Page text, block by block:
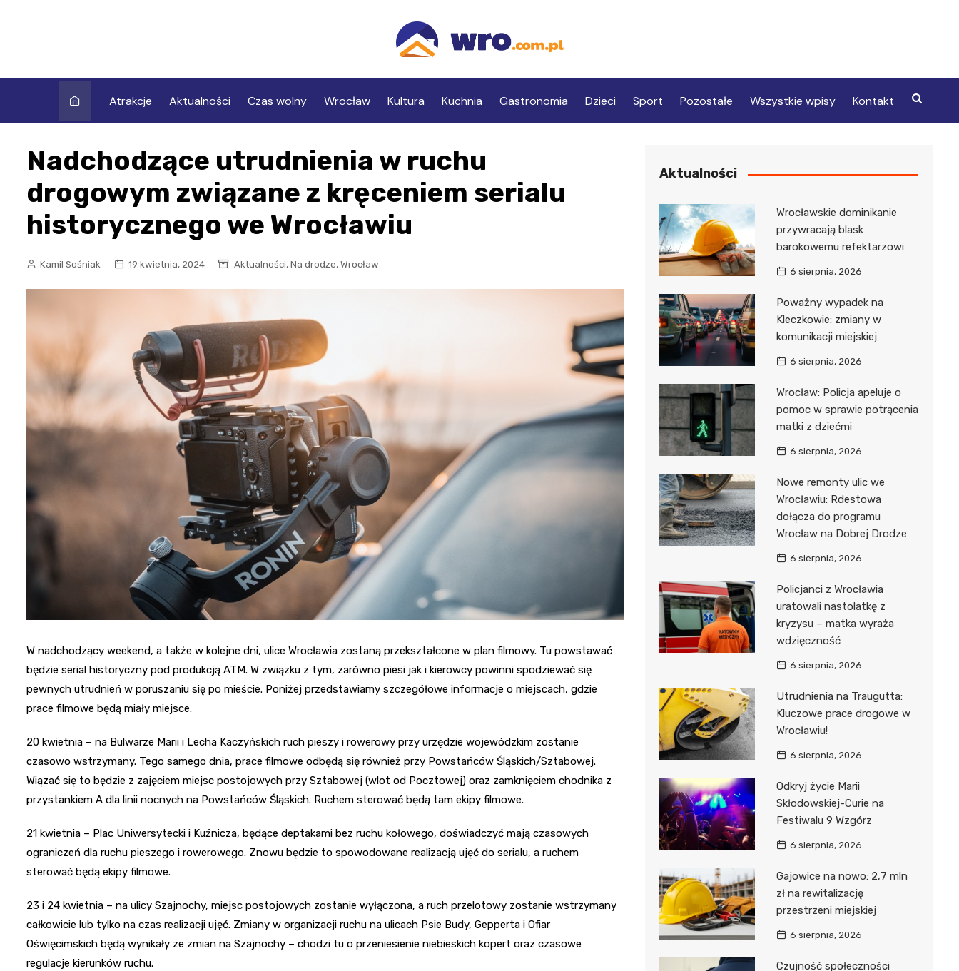
Atrakcje Aktualności Czas wolny Wrocław Kultura Kuchnia Gastronomia Dzieci Sport Pozostałe Wszystkie wpisy Kontakt
Nadchodzące utrudnienia w ruchu
drogowym związane z kręceniem serialu
historycznego we Wrocławiu
Kamil Sośniak 19 kwietnia, 2024 Aktualności, Na drodze, Wrocław
W nadchodzący weekend, a także w kolejne dni, ulice Wrocławia zostaną przekształcone w plan filmowy. Tu powstawać
będzie serial historyczny pod produkcją ATM. W związku z tym, zarówno piesi jak i kierowcy powinni spodziewać się
pewnych utrudnień w poruszaniu się po mieście. Poniżej przedstawiamy szczegółowe informacje o miejscach, gdzie
prace filmowe będą miały miejsce.
20 kwietnia – na Bulwarze Marii i Lecha Kaczyńskich ruch pieszy i rowerowy przy urzędzie wojewódzkim zostanie
czasowo wstrzymany. Tego samego dnia, prace filmowe odbędą się również przy Powstańców Śląskich/Sztabowej.
Wiązać się to będzie z zajęciem miejsc postojowych przy Sztabowej (wlot od Pocztowej) oraz zamknięciem chodnika z
przystankiem A dla linii nocnych na Powstańców Śląskich. Ruchem sterować będą tam ekipy filmowe.
21 kwietnia – Plac Uniwersytecki i Kuźnicza, będące deptakami bez ruchu kołowego, doświadczyć mają czasowych
ograniczeń dla ruchu pieszego i rowerowego. Znowu będzie to spowodowane realizacją ujęć do serialu, a ruchem
sterować będą ekipy filmowe.
23 i 24 kwietnia – na ulicy Szajnochy, miejsc postojowych zostanie wyłączona, a ruch przelotowy zostanie wstrzymany
całkowicie lub tylko na czas realizacji ujęć. Zmiany w organizacji ruchu na ulicach Psie Budy, Gepperta i Ofiar
Oświęcimskich będą wynikały ze zmian na Szajnochy – chodzi tu o przeniesienie niebieskich kopert oraz czasowe
regulacje kierunków ruchu.
Aktualności
Wrocławskie dominikanie
przywracają blask
barokowemu refektarzowi
6 sierpnia, 2026
Poważny wypadek na
Kleczkowie: zmiany w
komunikacji miejskiej
6 sierpnia, 2026
Wrocław: Policja apeluje o
pomoc w sprawie potrącenia
matki z dziećmi
6 sierpnia, 2026
Nowe remonty ulic we
Wrocławiu: Rdestowa
dołącza do programu
Wrocław na Dobrej Drodze
6 sierpnia, 2026
Policjanci z Wrocławia
uratowali nastolatkę z
kryzysu – matka wyraża
wdzięczność
6 sierpnia, 2026
Utrudnienia na Traugutta:
Kluczowe prace drogowe w
Wrocławiu!
6 sierpnia, 2026
Odkryj życie Marii
Skłodowskiej-Curie na
Festiwalu 9 Wzgórz
6 sierpnia, 2026
Gajowice na nowo: 2,7 mln
zł na rewitalizację
przestrzeni miejskiej
6 sierpnia, 2026
Czujność społeczności